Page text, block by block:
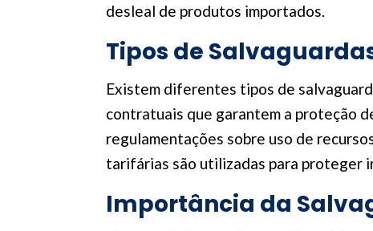
desleal de produtos importados.
Tipos de
Existem diferentes tipos de
contratuais que garantem a proteção
regulamentações sobre uso de
tarifárias são utilizadas para proteger
Importância da